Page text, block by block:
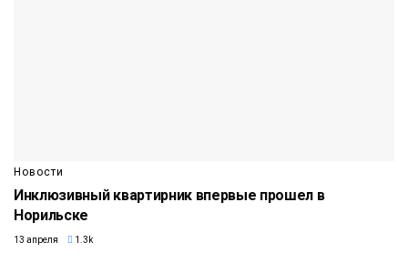
Новости
Инклюзивный квартирник впервые прошел в
Норильске
13 апреля 1.3k